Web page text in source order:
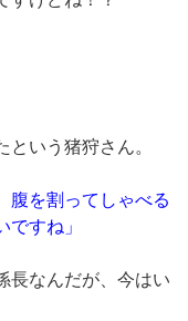
いう猪狩さん。
腹を割ってしゃべる
すね」
長なんだが、今はい